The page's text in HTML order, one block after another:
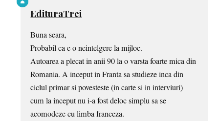
EdituraTrei
Buna seara,
Probabil ca e o neintelgere la mijloc.
Autoarea a plecat in anii 90 la o varsta foarte mica din
Romania. A inceput in Franta sa studieze inca din
ciclul primar si povesteste (in carte si in interviuri)
cum la inceput nu i-a fost deloc simplu sa se
acomodeze cu limba franceza.